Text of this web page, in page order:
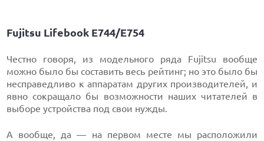
Fujitsu Lifebook E744/E754
Честно говоря, из модельного ряда Fujitsu вообще
можно было бы составить весь рейтинг; но это было бы
несправедливо к аппаратам других производителей, и
явно сокращало бы возможности наших читателей в
выборе устройства под свои нужды.
А вообще, да — на первом месте мы расположили